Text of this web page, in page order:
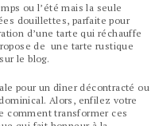
ou l’été mais la seule
douillettes, parfaite pour
d’une tarte qui réchauffe
de une tarte rustique
le blog.
pour un dîner décontracté ou
Alors, enfilez votre
comment transformer ces